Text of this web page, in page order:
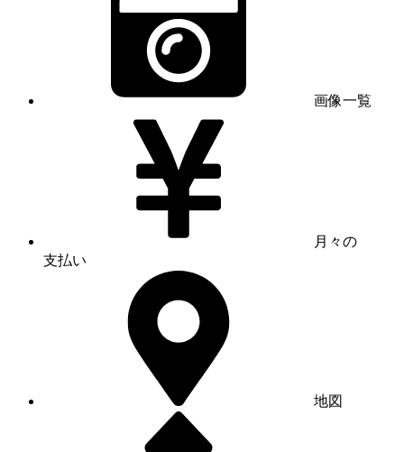
画像一覧
月々の
支払い
地図